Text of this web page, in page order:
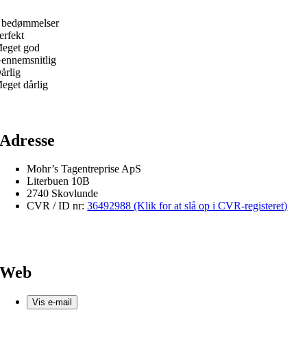
god
dårlig
Adresse
Mohr’s Tagentreprise ApS
Literbuen 10B
2740 Skovlunde
CVR / ID nr:36492988 (Klik for at slå op i CVR-registeret)
Web
Vis e-mail